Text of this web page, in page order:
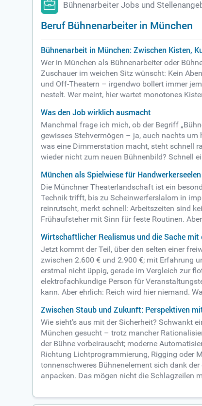
Bühnenarbeiter Jobs und
Beruf Bühnenarbeiter in München
Bühnenarbeit in München: Zwischen Kisten,
Wer in München als Bühnenarbeiter oder
Zuschauer im weichen Sitz wünscht: Kein
und Off-Theatern – irgendwo bollert immer
nestelt. Wer meint, hier wartet monotones
Was den Job wirklich ausmacht
Manchmal frage ich mich, ob der Begriff
gewisses Stehvermögen – ja, auch nachts
was eine Dimmerstation macht, steht schnell
wieder nicht zum neuen Bühnenbild? Schnell
München als Spielwiese für Handwerkerseelen
Die Münchner Theaterlandschaft ist ein
Technik trifft, bis zu Scheinwerferslalom in
reinrutscht, merkt schnell: Arbeitszeiten sind
Frühaufsteher mit Sinn für feste Routinen.
Wirtschaftlicher Realismus und die Sache mit
Jetzt kommt der Teil, über den selten einer
zwischen 2.600 € und 2.900 €; mit Erfahrung
erstmal nicht üppig, gerade im Vergleich zur
elektrofachkundige Person für
kann. Aber ehrlich: Reich wird hier niemand.
Zwischen Staub und Zukunft: Perspektiven
Wie sieht’s aus mit der Sicherheit? Schwankt
München gesucht – trotz mancher
der Bühne vorbeirauscht; moderne
Richtung Lichtprogrammierung, Rigging oder
tonnenschweres Bühnenelement sich dank
anpacken. Das mögen nicht die Schlagzeilen